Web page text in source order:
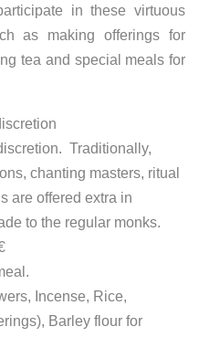
in these virtuous
as making offerings for
tea and special meals for
Traditionally,
chanting masters, ritual
are offered extra in
to the regular monks.
Incense, Rice,
Barley flour for